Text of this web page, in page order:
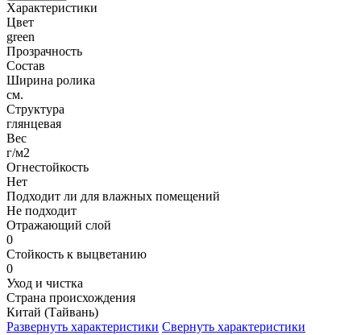
Характеристики
Цвет
green
Прозрачность
Состав
Ширина ролика
см.
Структура
глянцевая
Вес
г/м2
Огнестойкость
Нет
Подходит ли для влажных помещений
Не подходит
Отражающий слой
0
Стойкость к выцветанию
0
Уход и чистка
Страна происхождения
Китай (Тайвань)
Развернуть характеристики Свернуть характеристики